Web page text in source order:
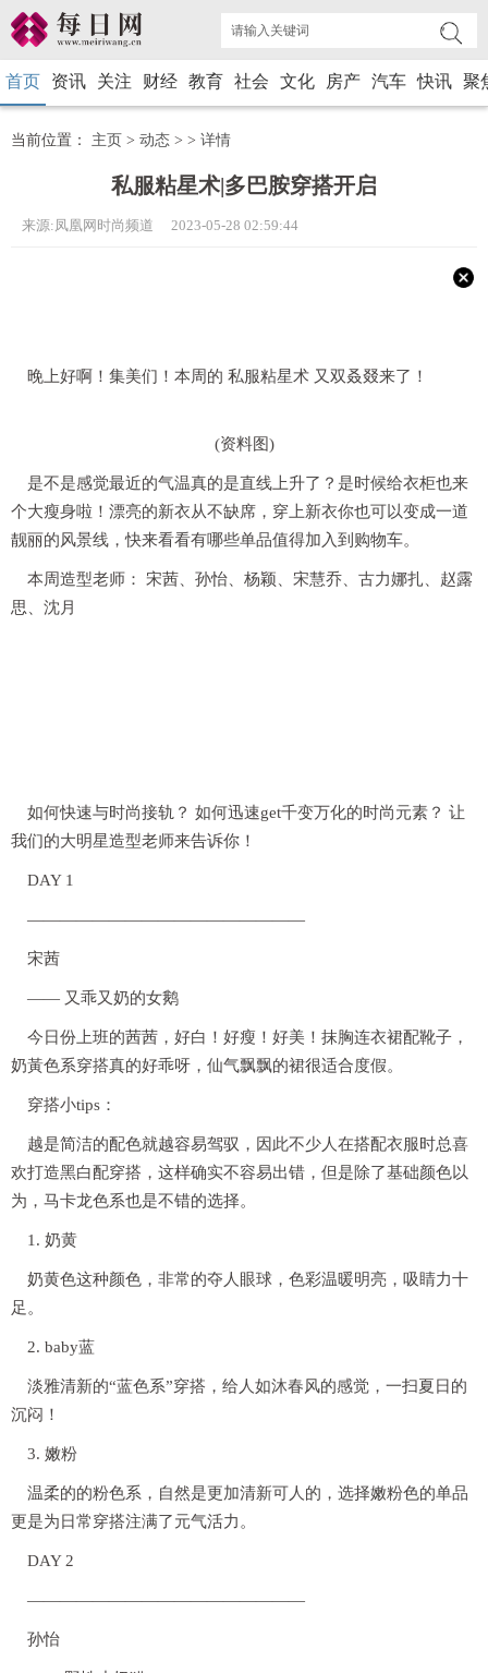
首页 资讯 关注 财经 教育 社会 文化 房产 汽车 快讯 聚
当前位置： 主页 > 动态 > > 详情
私服粘星术|多巴胺穿搭开启
来源:凤凰网时尚频道 2023-05-28 02:59:44
晚上好啊！集美们！本周的 私服粘星术 又双叒叕来了！
(资料图)
是不是感觉最近的气温真的是直线上升了？是时候给衣柜也来
个大瘦身啦！漂亮的新衣从不缺席，穿上新衣你也可以变成一道
靓丽的风景线，快来看看有哪些单品值得加入到购物车。
本周造型老师： 宋茜、孙怡、杨颖、宋慧乔、古力娜扎、赵露
思、沈月
如何快速与时尚接轨？ 如何迅速get千变万化的时尚元素？ 让
我们的大明星造型老师来告诉你！
DAY 1
—————————————————
宋茜
—— 又乖又奶的女鹅
今日份上班的茜茜，好白！好瘦！好美！抹胸连衣裙配靴子，
奶黃色系穿搭真的好乖呀，仙气飘飘的裙很适合度假。
穿搭小tips：
越是简洁的配色就越容易驾驭，因此不少人在搭配衣服时总喜
欢打造黑白配穿搭，这样确实不容易出错，但是除了基础颜色以
为，马卡龙色系也是不错的选择。
1. 奶黄
奶黄色这种颜色，非常的夺人眼球，色彩温暖明亮，吸睛力十
足。
2. baby蓝
淡雅清新的“蓝色系”穿搭，给人如沐春风的感觉，一扫夏日的
沉闷！
3. 嫩粉
温柔的的粉色系，自然是更加清新可人的，选择嫩粉色的单品
更是为日常穿搭注满了元气活力。
DAY 2
—————————————————
孙怡